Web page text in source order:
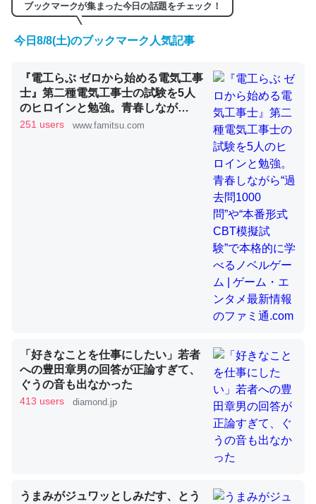
くらい。小説でいう「ずっと前の伏線」は回収されないけ
ど、短期記憶というには多い分量。進化すればするほど分
かりやすく強くなりそう
─GPTの仕組みと限界についての考察（１） - conceptualization
昆虫ってカルシウム少ないのか。知らんかった。調べたら
コオロギのカルシウム分はエビの600分の1程度。
─ニュース :: 【研究発表】昆虫学の大問題＝「昆虫はなぜ海にいな
論文では「淡水はカルシウムも酸素も不足してて両方に不
利だから両方が拮抗してるのでは」とあって面白い。海に
いる鋏角類（カブトガニ・ウミグモ）はカルシウムを使わ
ずキチンを強化してる筈だが、酵素が違うのか？
─ニュース :: 【研究発表】昆虫学の大問題＝「昆虫はなぜ海にいな
ブックマークが集まった今日の話題をチェック！
今日8/8(土)のブックマーク人気記事
『電工らぶ ゼロから始める電気工事
士』第二種電気工事士の試験を5人
のヒロインと勉強。青春しなが
ら“過去問1000問”や“本番形式CBT
251 users www.famitsu.com
「好きなことを仕事にしたい」若者
への豊田章男の回答が正論すぎて、
ぐうの音も出なかった
413 users diamond.jp
うまみがジュワッとしみだす、とう